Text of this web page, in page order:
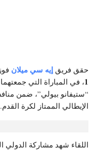
حقق فريق إيه سي ميلان
1، في المباراة التي
الإيطالي الممتاز لكرة القدم.
اللقاء شهد مشاركة الدولي